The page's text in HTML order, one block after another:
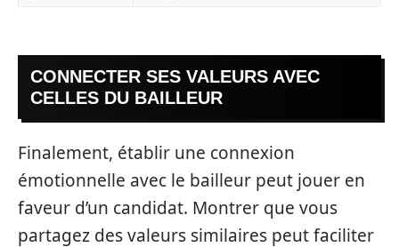
CONNECTER SES VALEURS AVEC
CELLES DU BAILLEUR
Finalement, établir une connexion
émotionnelle avec le bailleur peut jouer en
faveur d’un candidat. Montrer que vous
partagez des valeurs similaires peut faciliter